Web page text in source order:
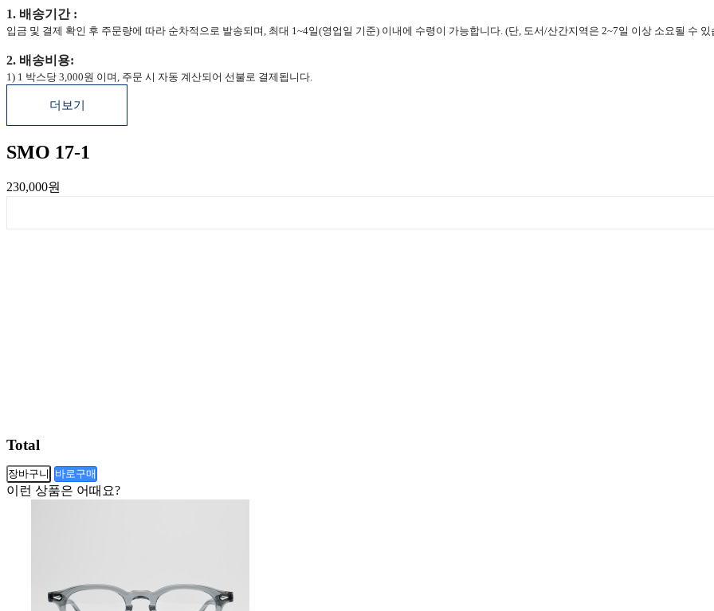
1. 배송기간 :
입금 및 결제 확인 후 주문량에 따라 순차적으로 발송되며, 최대 1~4일(영업일 기준) 이내에 수령이 가능합니다. (단, 도서/산간지역은 2~7일 이상 소요될 수 있
2. 배송비용:
1) 1 박스당 3,000원 이며, 주문 시 자동 계산되어 선불로 결제됩니다.
더보기
SMO 17-1
230,000원
Total
장바구니 바로구매
이런 상품은 어때요?